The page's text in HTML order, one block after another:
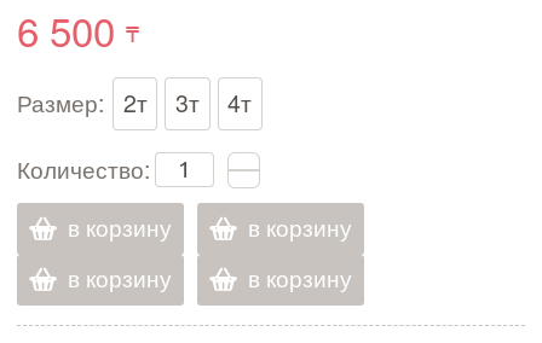
6 500
Размер: 2т 3т
4т
Количество:
в корзину
в корзину
в корзину
в корзину